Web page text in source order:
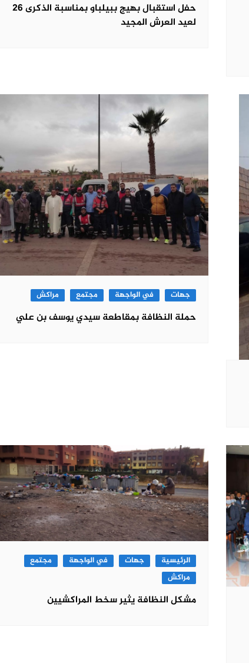
حفل استقبال بهيج ببيلباو بمناسبة الذكرى 26
لعيد العرش المجيد
جهات في الواجهة مجتمع مراكش
حملة النظافة بمقاطعة سيدي يوسف بن علي
الرئيسية جهات في الواجهة
مجتمع
مراكش
مشكل النظافة يثير سخط المراكشيين